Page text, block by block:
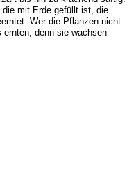
die mit Erde gefüllt ist, die
Wer die Pflanzen nicht
denn sie wachsen